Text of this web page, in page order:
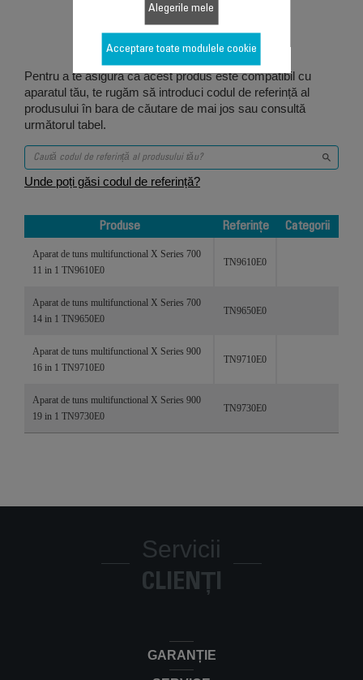
produs/produse
Pentru a te asigură că acest produs este compatibil cu
aparatul tău, te rugăm să introduci codul de referință al
produsului în bara de căutare de mai jos sau consultă
următorul tabel.
Unde poți găsi codul de referință?
Produse Referințe
Categorii
Aparat de tuns multifunctional X Series 700
11 in 1 TN9610E0
TN9610E0
Aparat de tuns multifunctional X Series 700
14 in 1 TN9650E0
TN9650E0
Aparat de tuns multifunctional X Series 900
16 in 1 TN9710E0
TN9710E0
Aparat de tuns multifunctional X Series 900
19 in 1 TN9730E0
TN9730E0
Servicii
CLIENȚI
GARANȚIE
Alegerile mele
Acceptare toate modulele cookie